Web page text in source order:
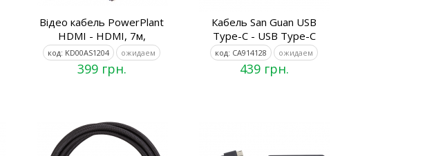
Відео кабель PowerPlant
HDMI - HDMI, 7м,
код: KD00AS1204 ожидаем
399 грн.
Кабель San Guan USB
Type-C - USB Type-C
код: CA914128 ожидаем
439 грн.